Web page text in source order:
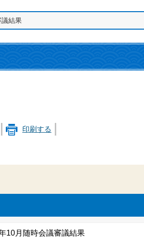
結果
印刷する
10月随時会議審議結果